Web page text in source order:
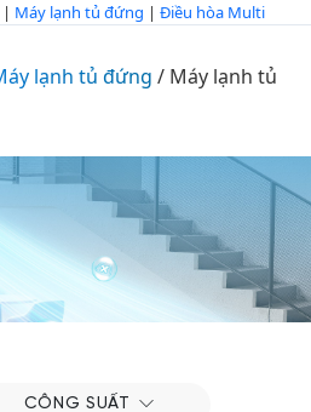
| Máy lạnh tủ đứng | Điều hòa Multi
lạnh tủ đứng / Máy lạnh tủ
CÔNG SUẤT